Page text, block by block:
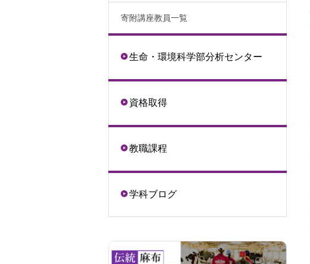
寄附講座教員一覧
生命・環境科学部分析センター
資格取得
教職課程
学科ブログ